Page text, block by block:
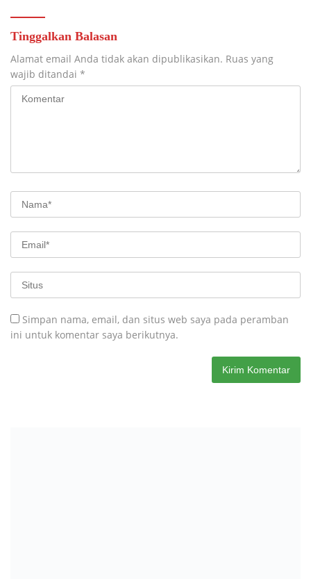
Tinggalkan Balasan
Alamat email Anda tidak akan dipublikasikan. Ruas yang
wajib ditandai *
Simpan nama, email, dan situs web saya pada peramban
ini untuk komentar saya berikutnya.